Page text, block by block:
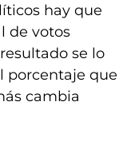
hay que
de votos
se lo
porcentaje que
cambia